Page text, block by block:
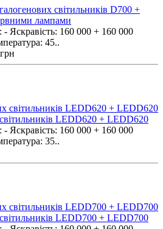
світильників D700 +
лампами
- Яскравість: 160 000 + 160 000
45..
LEDD620 + LEDD620
- Яскравість: 160 000 + 160 000
35..
LEDD700 + LEDD700